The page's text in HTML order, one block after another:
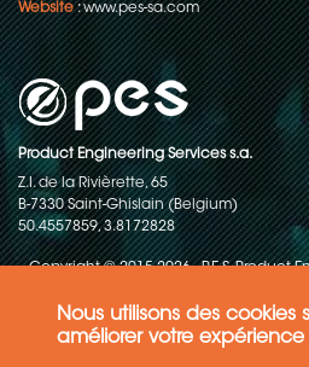
Nous utilisons des cookies
améliorer votre expérience
Website:www.pes-sa.com
Product Engineering Services s.a.
Z.I. de la Rivièrette, 65
B-7330 Saint-Ghislain (Belgium)
50.4557859, 3.8172828
Copyright © 2015-2026 - P.E.S. Product
Politique de protection